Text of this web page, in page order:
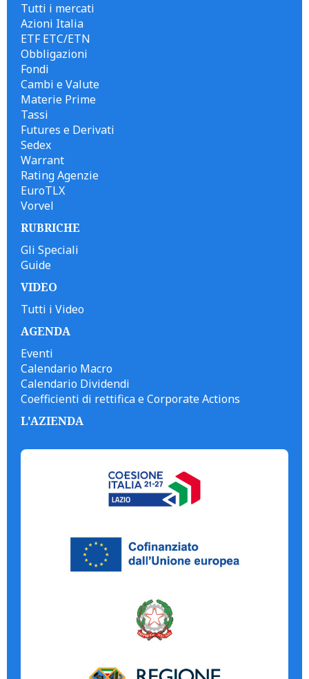
Tutti i mercati
Azioni Italia
ETF ETC/ETN
Obbligazioni
Fondi
Cambi e Valute
Materie Prime
Tassi
Futures e Derivati
Sedex
Warrant
Rating Agenzie
EuroTLX
Vorvel
RUBRICHE
Gli Speciali
Guide
VIDEO
Tutti i Video
AGENDA
Eventi
Calendario Macro
Calendario Dividendi
Coefficienti di rettifica e Corporate Actions
L'AZIENDA